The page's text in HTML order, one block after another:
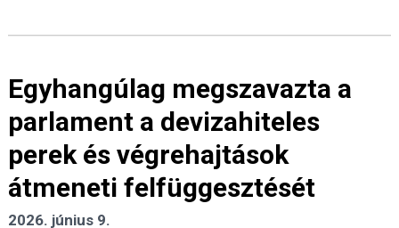
Egyhangúlag megszavazta a
parlament a devizahiteles
perek és végrehajtások
átmeneti felfüggesztését
2026. június 9.